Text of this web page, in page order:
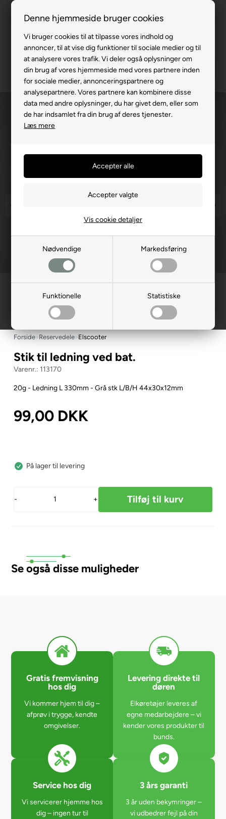
Denne hjemmeside bruger cookies
Vi bruger cookies til at tilpasse vores indhold og
annoncer, til at vise dig funktioner til sociale medier og til
at analysere vores trafik. Vi deler også oplysninger om
din brug af vores hjemmeside med vores partnere inden
for sociale medier, annonceringspartnere og
analysepartnere. Vores partnere kan kombinere disse
data med andre oplysninger, du har givet dem, eller som
de har indsamlet fra din brug af deres tjenester.
Læs mere
Nødvendige Markedsføring
Funktionelle Statistiske
Vis cookie detaljer
Service hos dig
3 års garanti
63 15 00 00
Forside»Reservedele»Elscooter
Stik til ledning ved bat.
113170
20g - Ledning L 330mm - Grå stk L/B/H 44x30x12mm
99,00 DKK
På lager til levering
- +
Se også disse muligheder
Gratis fremvisning
hos dig
Vi kommer hjem til dig –
afprøv i trygge, kendte
omgivelser.
Levering direkte til
døren
Elkøretøjer leveres af
egne medarbejdere – vi
kender vores produkter til
bunds.
Service hos dig
Vi servicerer hjemme hos
dig – ingen tur til
3 års garanti
3 år uden bekymringer –
vi udbedrer fejl på din